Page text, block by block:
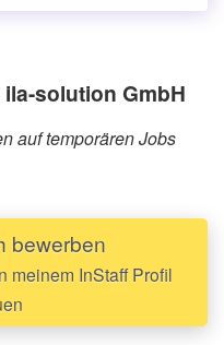
solution GmbH
auf temporären Jobs
bewerben
meinem InStaff Profil